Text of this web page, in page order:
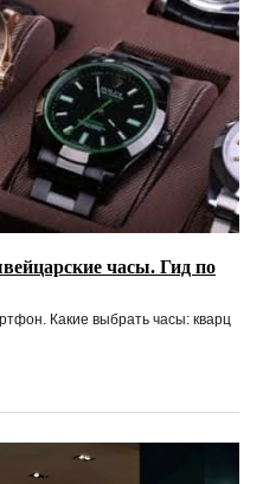
часы. Гид по
Какие выбрать часы: кварц